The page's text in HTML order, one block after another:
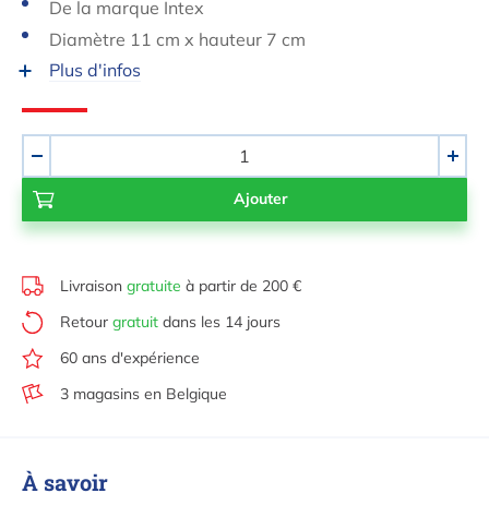
De la marque Intex
Diamètre 11 cm x hauteur 7 cm
Plus d'infos
+
Livraison gratuite à partir de 200 €
Retour gratuit dans les 14 jours
60 ans d'expérience
3 magasins en Belgique
À savoir